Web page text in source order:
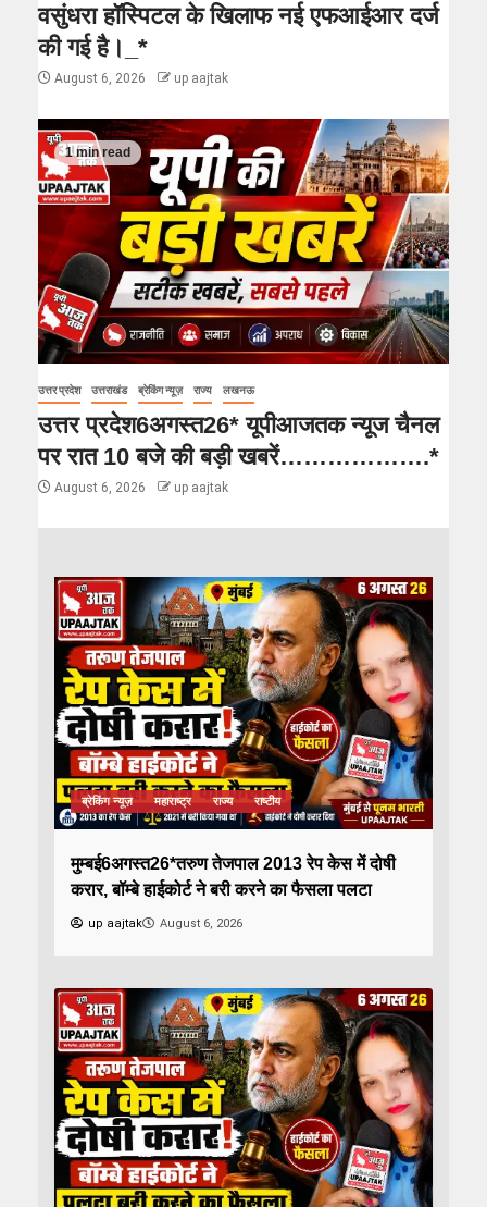
वसुंधरा हॉस्पिटल के खिलाफ नई एफआईआर दर्ज
की गई है।_*
August 6, 2026 up aajtak
1 min read
उत्तर प्रदेश उत्तराखंड ब्रेकिंग न्यूज़ राज्य लखनऊ
उत्तर प्रदेश6अगस्त26* यूपीआजतक न्यूज चैनल
पर रात 10 बजे की बड़ी खबरें……………….*
August 6, 2026 up aajtak
ब्रेकिंग न्यूज़ महाराष्ट्र राज्य राष्टीय
मुम्बई6अगस्त26*तरुण तेजपाल 2013 रेप केस में दोषी
करार, बॉम्बे हाईकोर्ट ने बरी करने का फैसला पलटा
up aajtak August 6, 2026